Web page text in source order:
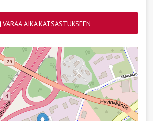
VARAA AIKA KATSASTUKSEEN